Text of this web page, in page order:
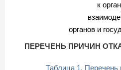
к
органов и
ПЕРЕЧЕНЬ ПРИЧИН
Таблица 1. Перечень